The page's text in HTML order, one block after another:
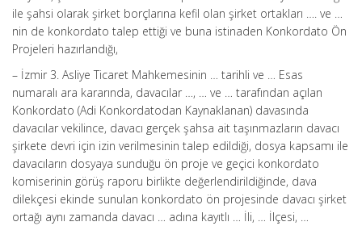
ile şahsi olarak şirket borçlarına kefil olan şirket ortakları …. ve …
nin de konkordato talep ettiği ve buna istinaden Konkordato Ön
Projeleri hazırlandığı,
– İzmir 3. Asliye Ticaret Mahkemesinin … tarihli ve … Esas
numaralı ara kararında, davacılar …, … ve … tarafından açılan
Konkordato (Adi Konkordatodan Kaynaklanan) davasında
davacılar vekilince, davacı gerçek şahsa ait taşınmazların davacı
şirkete devri için izin verilmesinin talep edildiği, dosya kapsamı ile
davacıların dosyaya sunduğu ön proje ve geçici konkordato
komiserinin görüş raporu birlikte değerlendirildiğinde, dava
dilekçesi ekinde sunulan konkordato ön projesinde davacı şirket
ortağı aynı zamanda davacı … adına kayıtlı … İli, … İlçesi, …